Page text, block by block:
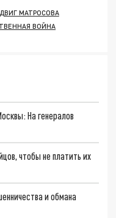
МАТРОСОВА
ВОЙНА
На генералов
чтобы не платить их
и обмана